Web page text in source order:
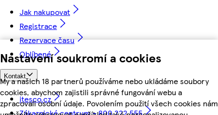
Nastavení soukromí a cookies
My a našich 18 partnerů používáme nebo ukládáme soubory
cookies, abychom zajistili správné fungování webu a
zpracovali osobní údaje. Povolením použití všech cookies nám
Jak nakupovat
Registrace
Rezervace času
Oblíbené
Kontakt
itesco.cz